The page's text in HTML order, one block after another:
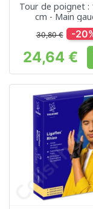
Tour de poignet :
cm - Main
30,80 € -
Prix
24,64 €